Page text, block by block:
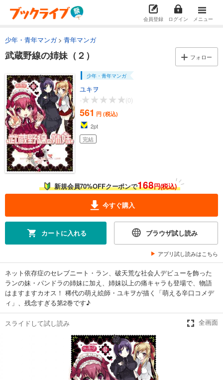
会員登録 ログイン メニュー
少年・青年マンガ 青年マンガ
武蔵野線の姉妹（２） フォロー
少年・青年マンガ
ユキヲ
-
(0)
561 円 (税込)
2pt
完結
新規会員70%OFFクーポンで168円(税込)
今すぐ購入
カートに入れる ブラウザ試し読み
アプリ試し読みはこちら
ネット依存症のセレブニート・ラン、破天荒な社会人デビューを飾った
ランの妹・パンドラの姉妹に加え、姉妹以上の痛キャラも登場で、物語
はますますカオス！ 稀代の萌え絵師・ユキヲが描く「萌える辛口コメデ
ィ」、残念すぎる第2巻です♪
スライドして試し読み 全画面